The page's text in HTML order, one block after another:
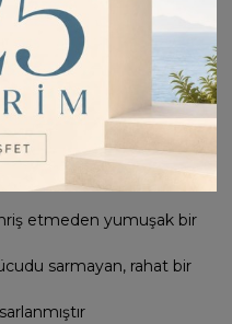
tam oturur ve hareket
taşınması için pratik
bir görünüm kazandırır
bir parçası olarak spor
etmeden yumuşak bir
sarmayan, rahat bir